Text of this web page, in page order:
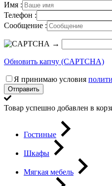
Имя :
Телефон :
Сообщение :
→
Обновить капчу (CAPTCHA)
Я принимаю условия
Отправить
Товар успешно добавлен в
Гостиные
Шкафы
Мягкая мебель